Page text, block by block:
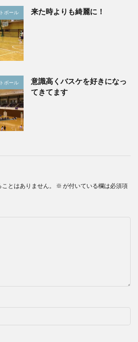
ボール 来た時よりも綺麗に！
ボール
意識高くバスケを好きになっ
てきてます
とはありません。 ※ が付いている欄は必須項